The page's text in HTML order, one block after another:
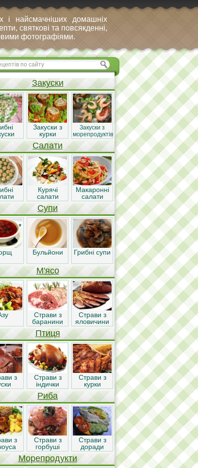
і найсмачніших домашніх
святкові та повсякденні,
фотографіями.
Закуски
Закуски з
курки
Закуски з
морепродуктів
Салати
Курячі
салати
Макаронні
салати
Супи
Бульйони Грибні супи
М'ясо
Страви з
баранини
Страви з
яловичини
Птиця
з
Страви з
індички
Страви з
курки
Риба
з
Страви з
горбуші
Страви з
доради
Морепродукти